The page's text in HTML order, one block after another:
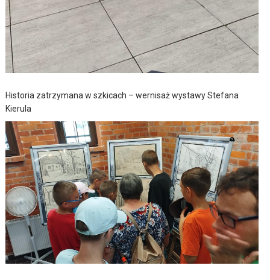
Historia zatrzymana w szkicach – wernisaż wystawy Stefana
Kierula